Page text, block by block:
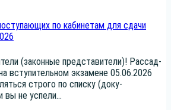
по кабинетам для сдачи
(закон­ные пред­ста­ви­те­ли)! Рас­сад­
всту­пи­тель­ном экза­мене 05.06.2026
стро­го по спис­ку (доку­
не успе­ли...